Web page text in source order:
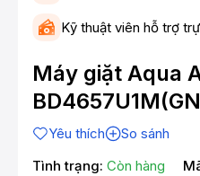
Kỹ thuật viên hỗ trợ
Máy giặt Aqua
Yêu thích
So sánh
Tình trạng: Còn hàng